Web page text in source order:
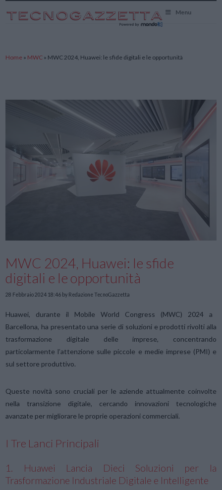
Menu
Home » MWC » MWC 2024, Huawei: le sfide digitali e le opportunità
MWC 2024, Huawei: le sfide
digitali e le opportunità
28 Febbraio 2024 18:46 by Redazione TecnoGazzetta
Huawei, durante il Mobile World Congress (MWC) 2024 a
Barcellona, ha presentato una serie di soluzioni e prodotti rivolti alla
trasformazione digitale delle imprese, concentrando
particolarmente l’attenzione sulle piccole e medie imprese (PMI) e
sul settore produttivo.
Queste novità sono cruciali per le aziende attualmente coinvolte
nella transizione digitale, cercando innovazioni tecnologiche
avanzate per migliorare le proprie operazioni commerciali.
I Tre Lanci Principali
1. Huawei Lancia Dieci Soluzioni per la
Trasformazione Industriale Digitale e Intelligente